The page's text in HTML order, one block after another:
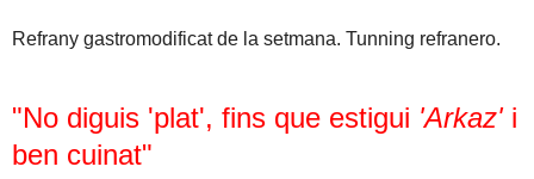
Refrany gastromodificat de la setmana. Tunning refranero.
"No diguis 'plat', fins que estigui 'Arkaz'i
ben cuinat"